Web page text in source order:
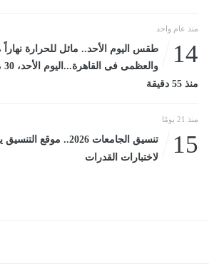
منذ عام واحد
14
طقس اليوم الأحد.. مائل للحرارة نهاراً
منذ 55 دقيقة
منذ 21 يومًا
15
تنسيق الجامعات 2026..
لاختبارات القدرات